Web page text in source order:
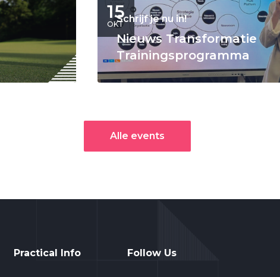
15
OKTSchrijf je nu in!
Nieuws Transformatie
Trainingsprogramma
Alle events
Practical Info Follow Us